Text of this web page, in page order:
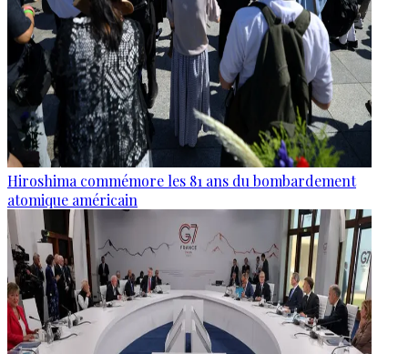
Hiroshima commémore les 81 ans du bombardement
atomique américain